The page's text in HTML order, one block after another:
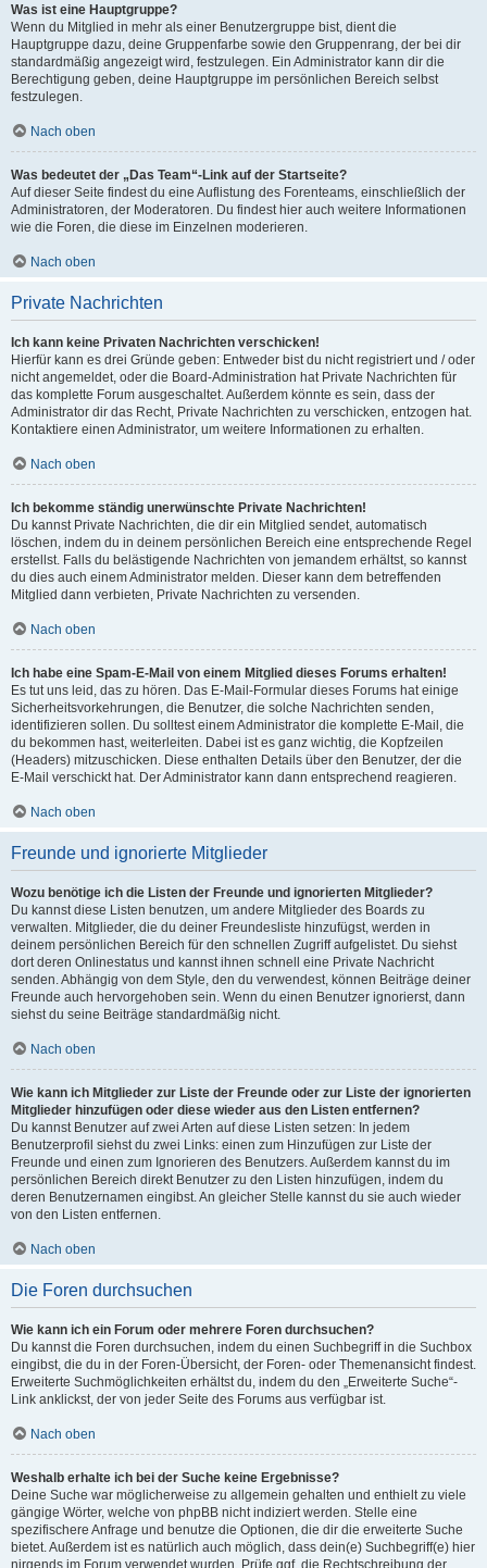
Was ist eine Hauptgruppe?
Wenn du Mitglied in mehr als einer Benutzergruppe bist, dient die
Hauptgruppe dazu, deine Gruppenfarbe sowie den Gruppenrang, der bei dir
standardmäßig angezeigt wird, festzulegen. Ein Administrator kann dir die
Berechtigung geben, deine Hauptgruppe im persönlichen Bereich selbst
festzulegen.
Nach oben
Was bedeutet der „Das Team“-Link auf der Startseite?
Auf dieser Seite findest du eine Auflistung des Forenteams, einschließlich der
Administratoren, der Moderatoren. Du findest hier auch weitere Informationen
wie die Foren, die diese im Einzelnen moderieren.
Nach oben
Private Nachrichten
Ich kann keine Privaten Nachrichten verschicken!
Hierfür kann es drei Gründe geben: Entweder bist du nicht registriert und / oder
nicht angemeldet, oder die Board-Administration hat Private Nachrichten für
das komplette Forum ausgeschaltet. Außerdem könnte es sein, dass der
Administrator dir das Recht, Private Nachrichten zu verschicken, entzogen hat.
Kontaktiere einen Administrator, um weitere Informationen zu erhalten.
Nach oben
Ich bekomme ständig unerwünschte Private Nachrichten!
Du kannst Private Nachrichten, die dir ein Mitglied sendet, automatisch
löschen, indem du in deinem persönlichen Bereich eine entsprechende Regel
erstellst. Falls du belästigende Nachrichten von jemandem erhältst, so kannst
du dies auch einem Administrator melden. Dieser kann dem betreffenden
Mitglied dann verbieten, Private Nachrichten zu versenden.
Nach oben
Ich habe eine Spam-E-Mail von einem Mitglied dieses Forums erhalten!
Es tut uns leid, das zu hören. Das E-Mail-Formular dieses Forums hat einige
Sicherheitsvorkehrungen, die Benutzer, die solche Nachrichten senden,
identifizieren sollen. Du solltest einem Administrator die komplette E-Mail, die
du bekommen hast, weiterleiten. Dabei ist es ganz wichtig, die Kopfzeilen
(Headers) mitzuschicken. Diese enthalten Details über den Benutzer, der die
E-Mail verschickt hat. Der Administrator kann dann entsprechend reagieren.
Nach oben
Freunde und ignorierte Mitglieder
Wozu benötige ich die Listen der Freunde und ignorierten Mitglieder?
Du kannst diese Listen benutzen, um andere Mitglieder des Boards zu
verwalten. Mitglieder, die du deiner Freundesliste hinzufügst, werden in
deinem persönlichen Bereich für den schnellen Zugriff aufgelistet. Du siehst
dort deren Onlinestatus und kannst ihnen schnell eine Private Nachricht
senden. Abhängig von dem Style, den du verwendest, können Beiträge deiner
Freunde auch hervorgehoben sein. Wenn du einen Benutzer ignorierst, dann
siehst du seine Beiträge standardmäßig nicht.
Nach oben
Wie kann ich Mitglieder zur Liste der Freunde oder zur Liste der ignorierten
Mitglieder hinzufügen oder diese wieder aus den Listen entfernen?
Du kannst Benutzer auf zwei Arten auf diese Listen setzen: In jedem
Benutzerprofil siehst du zwei Links: einen zum Hinzufügen zur Liste der
Freunde und einen zum Ignorieren des Benutzers. Außerdem kannst du im
persönlichen Bereich direkt Benutzer zu den Listen hinzufügen, indem du
deren Benutzernamen eingibst. An gleicher Stelle kannst du sie auch wieder
von den Listen entfernen.
Nach oben
Die Foren durchsuchen
Wie kann ich ein Forum oder mehrere Foren durchsuchen?
Du kannst die Foren durchsuchen, indem du einen Suchbegriff in die Suchbox
eingibst, die du in der Foren-Übersicht, der Foren- oder Themenansicht findest.
Erweiterte Suchmöglichkeiten erhältst du, indem du den „Erweiterte Suche“-
Link anklickst, der von jeder Seite des Forums aus verfügbar ist.
Nach oben
Weshalb erhalte ich bei der Suche keine Ergebnisse?
Deine Suche war möglicherweise zu allgemein gehalten und enthielt zu viele
gängige Wörter, welche von phpBB nicht indiziert werden. Stelle eine
spezifischere Anfrage und benutze die Optionen, die dir die erweiterte Suche
bietet. Außerdem ist es natürlich auch möglich, dass dein(e) Suchbegriff(e) hier
nirgends im Forum verwendet wurden. Prüfe ggf. die Rechtschreibung der